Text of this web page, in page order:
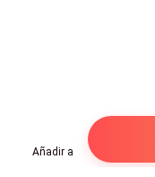
Añadir a